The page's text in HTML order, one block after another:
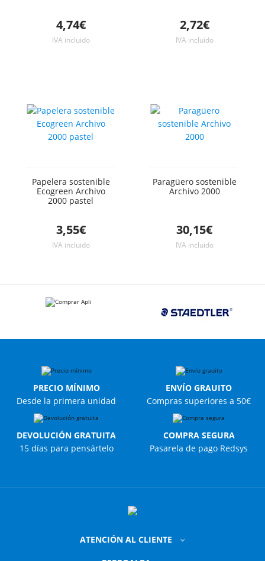
4,74€
IVA incluido
2,72€
IVA incluido
Papelera sostenible
Ecogreen Archivo
2000 pastel
3,55€
IVA incluido
Paragüero sostenible
Archivo 2000
30,15€
IVA incluido
PRECIO MÍNIMO
Desde la primera unidad
ENVÍO GRAUITO
Compras superiores a 50€
DEVOLUCIÓN GRATUITA
15 días para pensártelo
COMPRA SEGURA
Pasarela de pago Redsys
ATENCIÓN AL CLIENTE